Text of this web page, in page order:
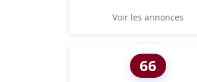
Voir les annonces
66